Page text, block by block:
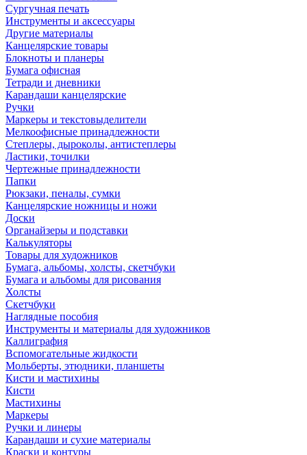
Сургучная печать
Инструменты и аксессуары
Другие материалы
Канцелярские товары
Блокноты и планеры
Бумага офисная
Тетради и дневники
Карандаши канцелярские
Ручки
Маркеры и текстовыделители
Мелкоофисные принадлежности
Степлеры, дыроколы, антистеплеры
Ластики, точилки
Чертежные принадлежности
Папки
Рюкзаки, пеналы, сумки
Канцелярские ножницы и ножи
Доски
Органайзеры и подставки
Калькуляторы
Товары для художников
Бумага, альбомы, холсты, скетчбуки
Бумага и альбомы для рисования
Холсты
Скетчбуки
Наглядные пособия
Инструменты и материалы для художников
Каллиграфия
Вспомогательные жидкости
Мольберты, этюдники, планшеты
Кисти и мастихины
Кисти
Мастихины
Маркеры
Ручки и линеры
Карандаши и сухие материалы
Краски и контуры